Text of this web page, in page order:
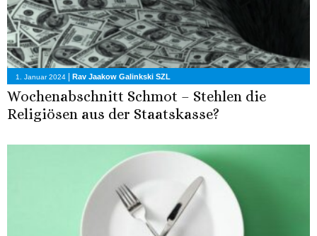
1. Januar 2024 Rav Jaakow Galinkski SZL
Wochenabschnitt Schmot – Stehlen die
Religiösen aus der Staatskasse?